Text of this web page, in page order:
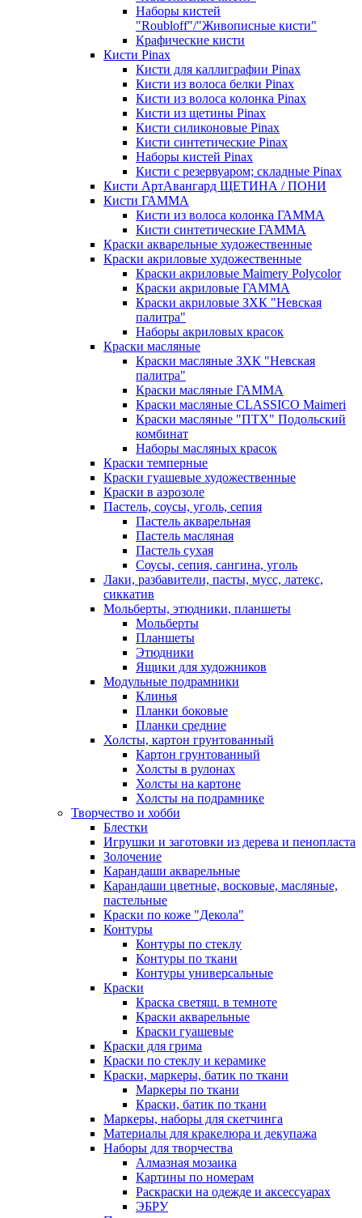
Наборы кистей
"Roubloff"/"Живописные кисти"
Крафические кисти
Кисти Pinax
Кисти для каллиграфии Pinax
Кисти из волоса белки Pinax
Кисти из волоса колонка Pinax
Кисти из щетины Pinax
Кисти силиконовые Pinax
Кисти синтетические Pinax
Наборы кистей Pinax
Кисти с резервуаром; складные Pinax
Кисти АртАвангард ЩЕТИНА / ПОНИ
Кисти ГАММА
Кисти из волоса колонка ГАММА
Кисти синтетические ГАММА
Краски акварельные художественные
Краски акриловые художественные
Краски акриловые Maimery Polycolor
Краски акриловые ГАММА
Краски акриловые ЗХК "Невская
палитра"
Наборы акриловых красок
Краски масляные
Краски масляные ЗХК "Невская
палитра"
Краски масляные ГАММА
Краски масляные CLASSICO Maimeri
Краски масляные "ПТХ" Подольский
комбинат
Наборы масляных красок
Краски темперные
Краски гуашевые художественные
Краски в аэрозоле
Пастель, соусы, уголь, сепия
Пастель акварельная
Пастель масляная
Пастель сухая
Соусы, сепия, сангина, уголь
Лаки, разбавители, пасты, мусс, латекс,
сиккатив
Мольберты, этюдники, планшеты
Мольберты
Планшеты
Этюдники
Ящики для художников
Модульные подрамники
Клинья
Планки боковые
Планки средние
Холсты, картон грунтованный
Картон грунтованный
Холсты в рулонах
Холсты на картоне
Холсты на подрамнике
Творчество и хобби
Блестки
Игрушки и заготовки из дерева и пенопласта
Золочение
Карандаши акварельные
Карандаши цветные, восковые, масляные,
пастельные
Краски по коже "Декола"
Контуры
Контуры по стеклу
Контуры по ткани
Контуры универсальные
Краски
Краска светящ. в темноте
Краски акварельные
Краски гуашевые
Краски для грима
Краски по стеклу и керамике
Краски, маркеры, батик по ткани
Маркеры по ткани
Краски, батик по ткани
Маркеры, наборы для скетчинга
Материалы для кракелюра и декупажа
Наборы для творчества
Алмазная мозаика
Картины по номерам
Раскраски на одежде и аксессуарах
ЭБРУ